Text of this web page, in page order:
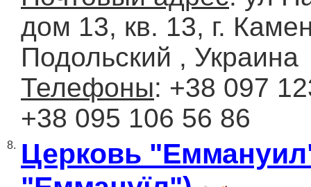
дом 13, кв. 13, г.
Подольский , Украина
Телефоны: +38 097
+38 095 106 56 86
8. Церковь